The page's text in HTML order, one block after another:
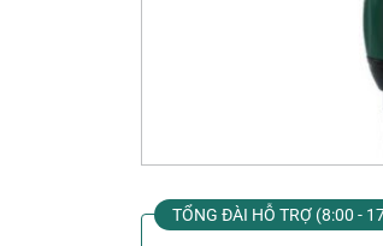
TỔNG ĐÀI HỖ TRỢ (8:00 -